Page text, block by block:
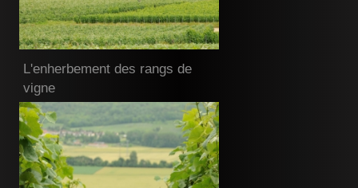
L'enherbement des rangs de
vigne